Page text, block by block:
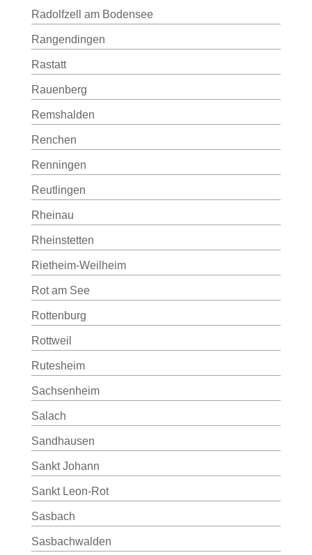
Radolfzell am Bodensee
Rangendingen
Rastatt
Rauenberg
Remshalden
Renchen
Renningen
Reutlingen
Rheinau
Rheinstetten
Rietheim-Weilheim
Rot am See
Rottenburg
Rottweil
Rutesheim
Sachsenheim
Salach
Sandhausen
Sankt Johann
Sankt Leon-Rot
Sasbach
Sasbachwalden